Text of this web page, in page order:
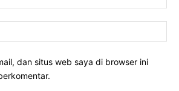
dan situs web saya di browser ini